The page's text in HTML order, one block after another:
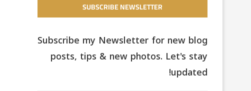
SUBSCRIBE NEWSLETTER
Subscribe my Newsletter for new blog
posts, tips & new photos. Let's stay
updated!